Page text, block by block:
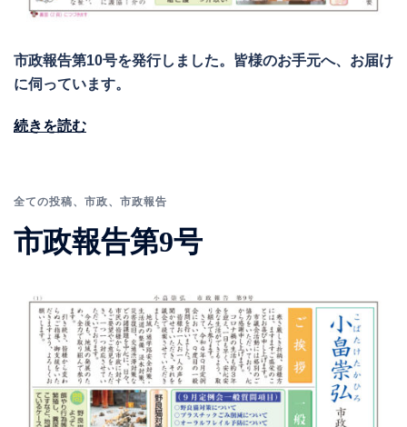
市政報告第10号を発行しました。皆様のお手元へ、お届け
に伺っています。
続きを読む
全ての投稿、 市政、 市政報告
市政報告第9号